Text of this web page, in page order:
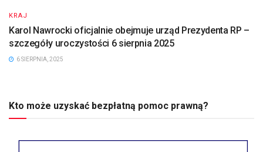
KRAJ
Karol Nawrocki oficjalnie obejmuje urząd Prezydenta RP –
szczegóły uroczystości 6 sierpnia 2025
6 SIERPNIA, 2025
Kto może uzyskać bezpłatną pomoc prawną?